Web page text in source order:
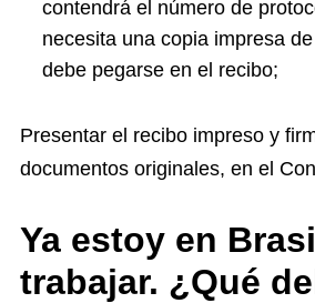
contendrá el número de
necesita una copia impresa
debe pegarse en el recibo;
Presentar el recibo impreso y
documentos originales, en el
Ya estoy en
trabajar. ¿Qué